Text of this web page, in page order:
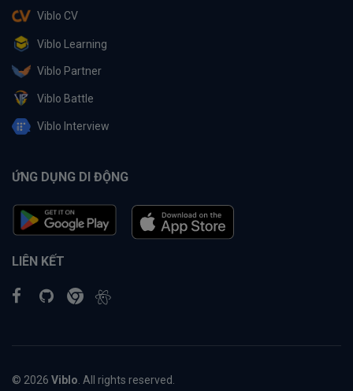
Viblo CV
Viblo Learning
Viblo Partner
Viblo Battle
Viblo Interview
ỨNG DỤNG DI ĐỘNG
LIÊN KẾT
© 2026 Viblo . All rights reserved.